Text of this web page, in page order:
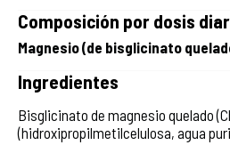
Composición por dosis
Magnesio (de bisglicinato
Ingredientes
Bisglicinato de magnesio quelado
(hidroxipropilmetilcelulosa, agua